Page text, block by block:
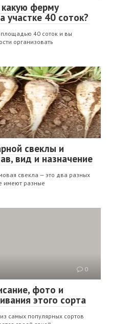
ферму
участке 40 соток?
площадью 40 соток и вы
организовать
0
свеклы и
вид и назначение
свекла — это два разных
имеют разные
0
фото и
этого сорта
самых популярных сортов